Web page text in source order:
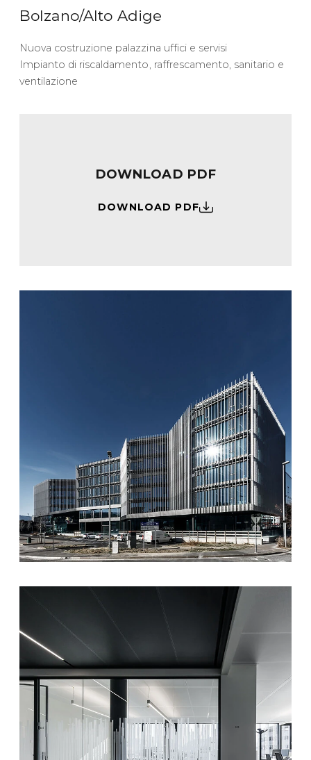
Bolzano/Alto Adige
Nuova costruzione palazzina uffici e servisi
Impianto di riscaldamento, raffrescamento, sanitario e
ventilazione
DOWNLOAD PDF
DOWNLOAD PDF